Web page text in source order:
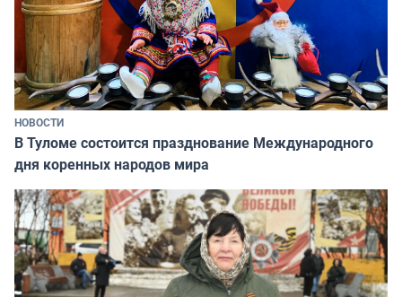
НОВОСТИ
В Туломе состоится празднование Международного
дня коренных народов мира